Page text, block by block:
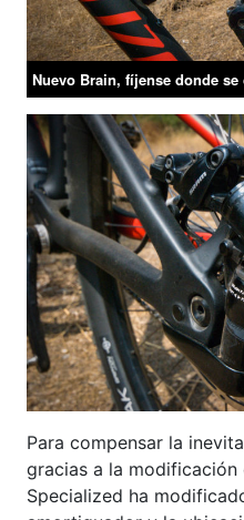
Nuevo Brain, fíjense donde
Para compensar la
gracias a la modificación
Specialized ha